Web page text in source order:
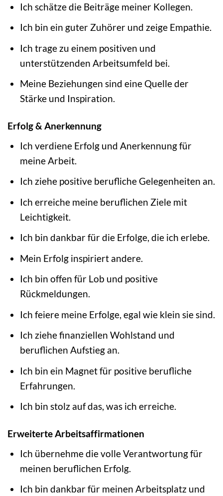
Ich schätze die Beiträge meiner Kollegen.
Ich bin ein guter Zuhörer und zeige Empathie.
Ich trage zu einem positiven und
unterstützenden Arbeitsumfeld bei.
Meine Beziehungen sind eine Quelle der
Stärke und Inspiration.
Erfolg & Anerkennung
Ich verdiene Erfolg und Anerkennung für
meine Arbeit.
Ich ziehe positive berufliche Gelegenheiten an.
Ich erreiche meine beruflichen Ziele mit
Leichtigkeit.
Ich bin dankbar für die Erfolge, die ich erlebe.
Mein Erfolg inspiriert andere.
Ich bin offen für Lob und positive
Rückmeldungen.
Ich feiere meine Erfolge, egal wie klein sie sind.
Ich ziehe finanziellen Wohlstand und
beruflichen Aufstieg an.
Ich bin ein Magnet für positive berufliche
Erfahrungen.
Ich bin stolz auf das, was ich erreiche.
Erweiterte Arbeitsaffirmationen
Ich übernehme die volle Verantwortung für
meinen beruflichen Erfolg.
Ich bin dankbar für meinen Arbeitsplatz und